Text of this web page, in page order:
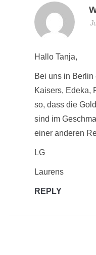
Hallo Tanja,
Bei uns in
Kaisers, Edeka,
so, dass die
sind im
einer anderen
LG
Laurens
REPLY